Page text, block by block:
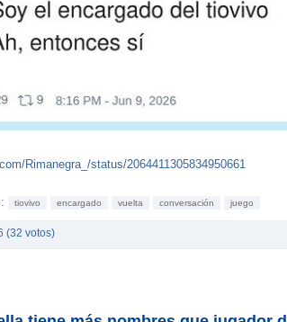
Rimanegra_/status/2064411305834950661
tiovivo encargado vuelta conversación juego
(32 votos)